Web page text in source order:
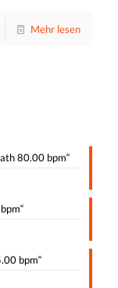
Mehr lesen
80.00 bpm“
bpm“